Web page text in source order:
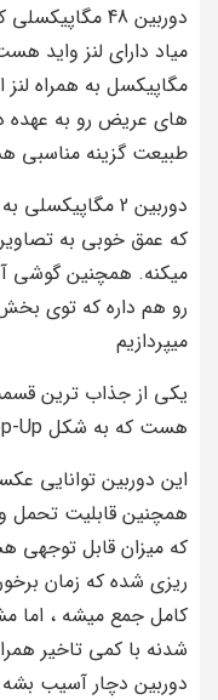
دوربین 48
مگاپیکسل به همراه
های عریض رو به عهده
طبیعت گزینه
دوربین 2
که عمق خوبی به
رو هم داره که توی
میپردازیم
یکی از جذاب ترین
هست که به شکل Pop-Up طراحی شده .
که میزان قابل توجهی
ریزی شده که زمان
کامل جمع میشه ، اما
شدنه با کمی تاخیر
دوربین دچار آسیب بشه.